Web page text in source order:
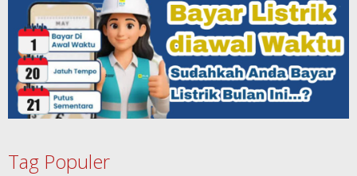
Tag Populer